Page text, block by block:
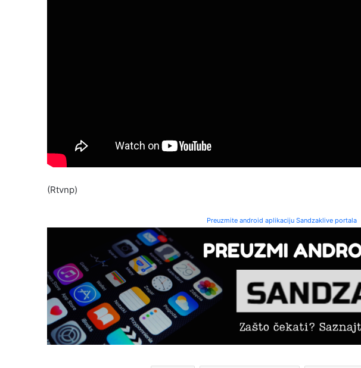
(Rtvnp)
Preuzmite android aplikaciju Sandzaklive portala